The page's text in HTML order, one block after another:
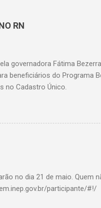
RN
governadora Fátima
beneficiários do Programa
no Cadastro Único.
no dia 21 de maio. Quem
participante/#!/